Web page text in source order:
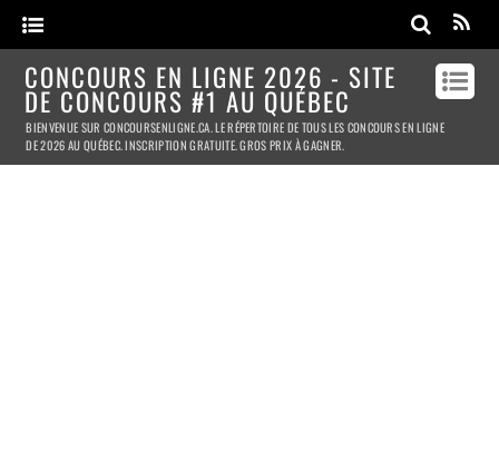
CONCOURS EN LIGNE 2026 - SITE
DE CONCOURS #1 AU QUÉBEC
BIENVENUE SUR CONCOURSENLIGNE.CA. LE RÉPERTOIRE DE TOUS LES CONCOURS EN LIGNE
DE 2026 AU QUÉBEC. INSCRIPTION GRATUITE. GROS PRIX À GAGNER.